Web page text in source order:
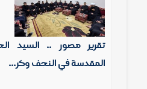
تقرير مصور .. السيد
المقدسة في النجف وكر...